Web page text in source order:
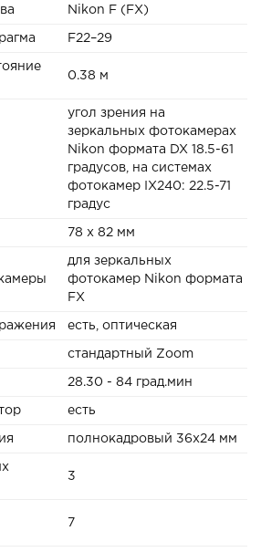
Nikon F (FX)
F22–29
0.38 м
угол зрения на
зеркальных фотокамерах
Nikon формата DX 18.5-61
градусов, на системах
фотокамер IX240: 22.5-71
градус
78 x 82 мм
для зеркальных
фотокамер Nikon формата
FX
есть, оптическая
стандартный Zoom
28.30 - 84 град.мин
есть
полнокадровый 36х24 мм
3
7